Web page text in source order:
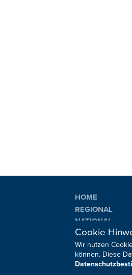
HOME
REGIONAL
NATIONAL
Sie haben noch
Cookie
Wir nutzen
können. Diese